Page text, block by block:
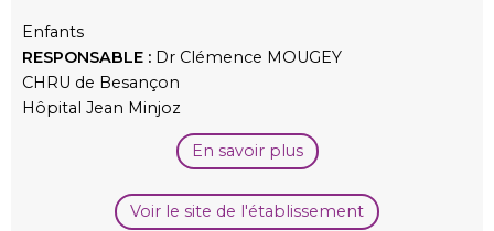
Enfants
RESPONSABLE : Dr Clémence MOUGEY
CHRU de Besançon
Hôpital Jean Minjoz
En savoir plus
Voir le site de l'établissement